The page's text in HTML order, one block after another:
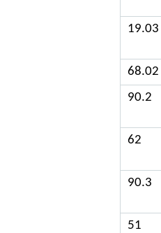
19.03
68.02
90.2
62
90.3
51